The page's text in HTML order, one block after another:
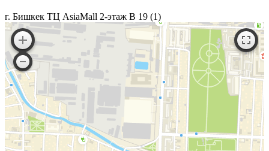
г. Бишкек ТЦ AsiaMall 2-этаж В 19 (1)